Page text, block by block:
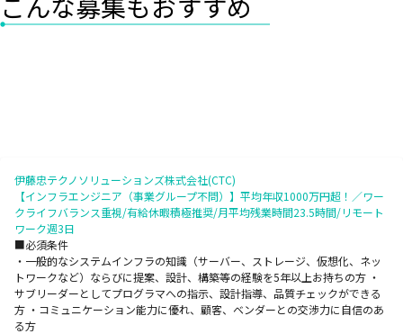
伊藤忠テクノソリューションズ株式会社(CTC)
【インフラエンジニア（事業グループ不問）】平均年収1000万円超！／ワー
クライフバランス重視/有給休暇積極推奨/月平均残業時間23.5時間/リモート
ワーク週3日
■必須条件
・一般的なシステムインフラの知識（サーバー、ストレージ、仮想化、ネッ
トワークなど）ならびに提案、設計、構築等の経験を5年以上お持ちの方 ・
サブリーダーとしてプログラマへの指示、設計指導、品質チェックができる
方 ・コミュニケーション能力に優れ、顧客、ベンダーとの交渉力に自信のあ
る方